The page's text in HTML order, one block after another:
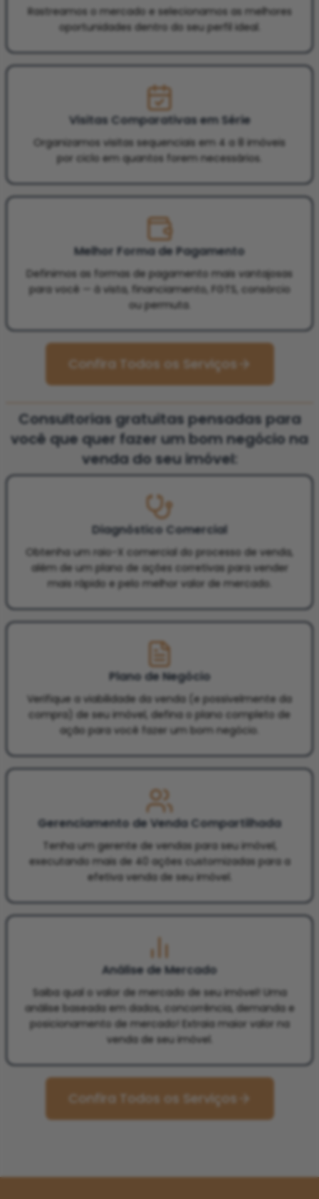
Rastreamos o mercado e selecionamos as melhores
oportunidades dentro do seu perfil ideal.
Visitas Comparativas em Série
Organizamos visitas sequenciais em 4 a 8 imóveis
por ciclo em quantos forem necessários.
Melhor Forma de Pagamento
Definimos as formas de pagamento mais vantajosas
para você — à vista, financiamento, FGTS, consórcio
ou permuta.
Confira Todos os Serviços
Consultorias gratuitas pensadas para
você que quer fazer um bom negócio na
venda do seu imóvel:
Diagnóstico Comercial
Obtenha um raio-X comercial do processo de venda,
além de um plano de ações corretivas para vender
mais rápido e pelo melhor valor de mercado.
Plano de Negócio
Verifique a viabilidade da venda (e possivelmente da
compra) de seu imóvel, defina o plano completo de
ação para você fazer um bom negócio.
Gerenciamento de Venda Compartilhada
Tenha um gerente de vendas para seu imóvel,
executando mais de 40 ações customizadas para a
efetiva venda de seu imóvel.
Análise de Mercado
Saiba qual o valor de mercado de seu imóvel! Uma
análise baseada em dados, concorrência, demanda e
posicionamento de mercado! Extraia maior valor na
venda de seu imóvel.
Confira Todos os Serviços